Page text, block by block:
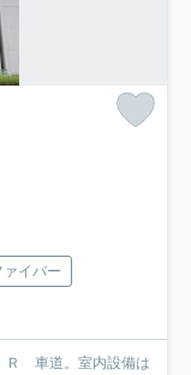
ァイバー
Ｒ 車道。室内設備は